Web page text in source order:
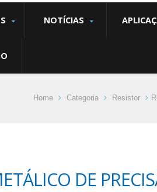
NOTÍCIAS
Home Categoria Resistor
DE